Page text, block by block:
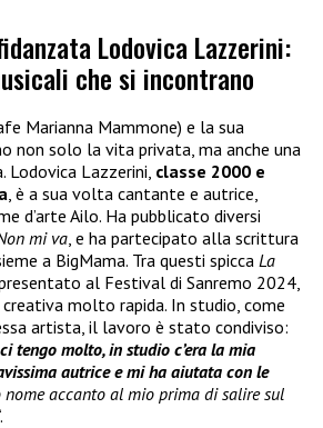
Lodovica Lazzerini:
che si incontrano
Marianna Mammone) e la sua
non solo la vita privata, ma anche una
Lazzerini, classe 2000 e
, è a sua volta cantante e autrice,
d’arte Ailo. Ha pubblicato diversi
mi va , e ha partecipato alla scrittura
a BigMama. Tra questi spicca La
presentato al Festival di Sanremo 2024,
molto rapida. In studio, come
artista, il lavoro è stato condiviso:
tengo molto, in studio c’era la mia
autrice e mi ha aiutata con le
nome accanto al mio prima di salire sul